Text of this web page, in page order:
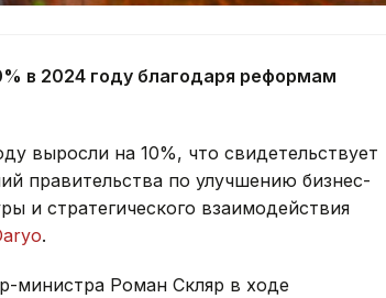
в 2024 году благодаря реформам
выросли на 10%, что свидетельствует
правительства по улучшению бизнес-
и стратегического взаимодействия
.
министра Роман Скляр в ходе